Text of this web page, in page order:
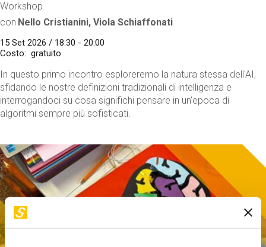
Workshop
con Nello Cristianini, Viola Schiaffonati
15 Set 2026 / 18:30 - 20:00
Costo
gratuito
In questo primo incontro esploreremo la natura stessa dell'AI,
sfidando le nostre definizioni tradizionali di intelligenza e
interrogandoci su cosa significhi pensare in un'epoca di
algoritmi sempre più sofisticati.